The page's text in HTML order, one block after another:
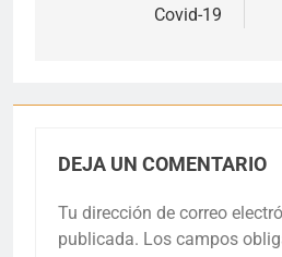
Covid-19
DEJA UN COMENTARIO
Tu dirección de correo
publicada. Los campos